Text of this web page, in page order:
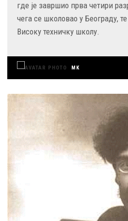
где је завршио прва четири
чега се школовао у Београду,
Високу техничку школу.
MK